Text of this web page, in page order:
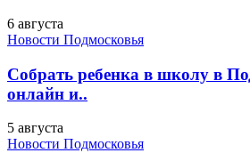
6 августа
Новости Подмосковья
Собрать ребенка в школу в
онлайн и..
5 августа
Новости Подмосковья